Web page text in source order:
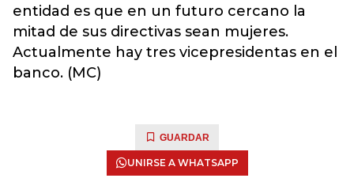
entidad es que en un futuro cercano la
mitad de sus directivas sean mujeres.
Actualmente hay tres vicepresidentas en el
banco. (MC)
GUARDAR
UNIRSE A WHATSAPP